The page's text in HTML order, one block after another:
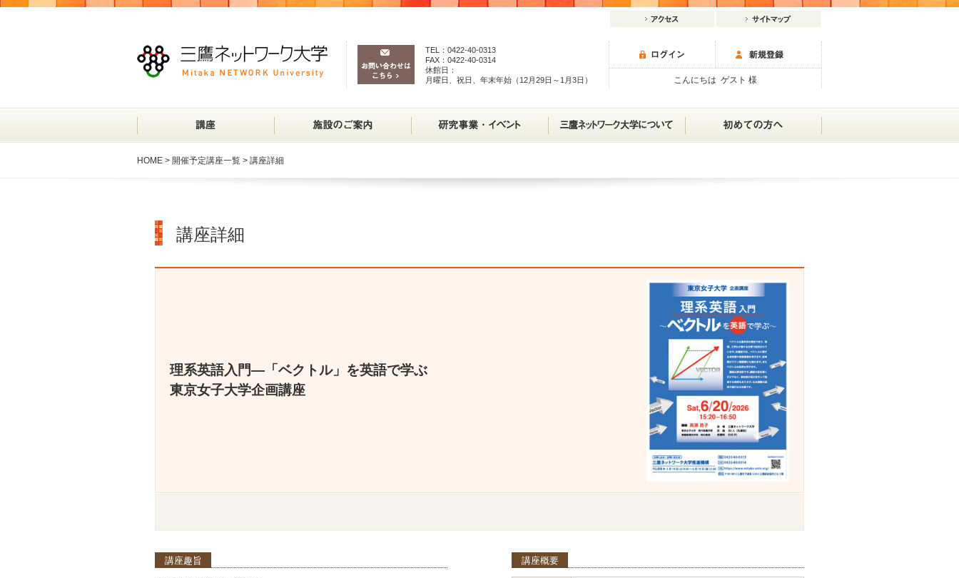
こんにちは ゲスト 様
TEL：0422-40-0313
FAX：0422-40-0314
休館日：
月曜日、祝日、年末年始（12月29日～1月3日）
HOME > 開催予定講座一覧 > 講座詳細
講座詳細
理系英語入門―「ベクトル」を英語で学ぶ
東京女子大学企画講座
講座趣旨 講座概要